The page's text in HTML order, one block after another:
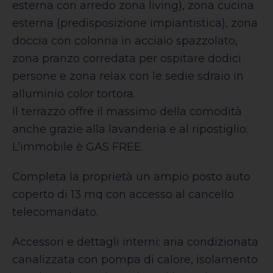
esterna con arredo zona living), zona cucina
esterna (predisposizione impiantistica), zona
doccia con colonna in acciaio spazzolato,
zona pranzo corredata per ospitare dodici
persone e zona relax con le sedie sdraio in
alluminio color tortora.
Il terrazzo offre il massimo della comodità
anche grazie alla lavanderia e al ripostiglio.
L’immobile è GAS FREE.
Completa la proprietà un ampio posto auto
coperto di 13 mq con accesso al cancello
telecomandato.
Accessori e dettagli interni: aria condizionata
canalizzata con pompa di calore, isolamento